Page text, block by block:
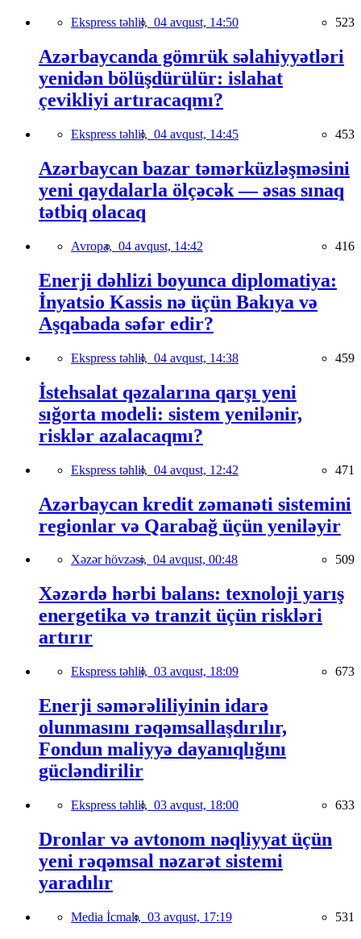
Ekspress təhlil, 04 avqust, 14:50 523
Azərbaycanda gömrük səlahiyyətləri
yenidən bölüşdürülür: islahat
çevikliyi artıracaqmı?
Ekspress təhlil, 04 avqust, 14:45 453
Azərbaycan bazar təmərküzləşməsini
yeni qaydalarla ölçəcək — əsas sınaq
tətbiq olacaq
Avropa, 04 avqust, 14:42 416
Enerji dəhlizi boyunca diplomatiya:
İnyatsio Kassis nə üçün Bakıya və
Aşqabada səfər edir?
Ekspress təhlil, 04 avqust, 14:38 459
İstehsalat qəzalarına qarşı yeni
sığorta modeli: sistem yenilənir,
risklər azalacaqmı?
Ekspress təhlil, 04 avqust, 12:42 471
Azərbaycan kredit zəmanəti sistemini
regionlar və Qarabağ üçün yeniləyir
Xəzər hövzəsi, 04 avqust, 00:48 509
Xəzərdə hərbi balans: texnoloji yarış
energetika və tranzit üçün riskləri
artırır
Ekspress təhlil, 03 avqust, 18:09 673
Enerji səmərəliliyinin idarə
olunmasını rəqəmsallaşdırılır,
Fondun maliyyə dayanıqlığını
gücləndirilir
Ekspress təhlil, 03 avqust, 18:00 633
Dronlar və avtonom nəqliyyat üçün
yeni rəqəmsal nəzarət sistemi
yaradılır
Media İcmalı, 03 avqust, 17:19 531